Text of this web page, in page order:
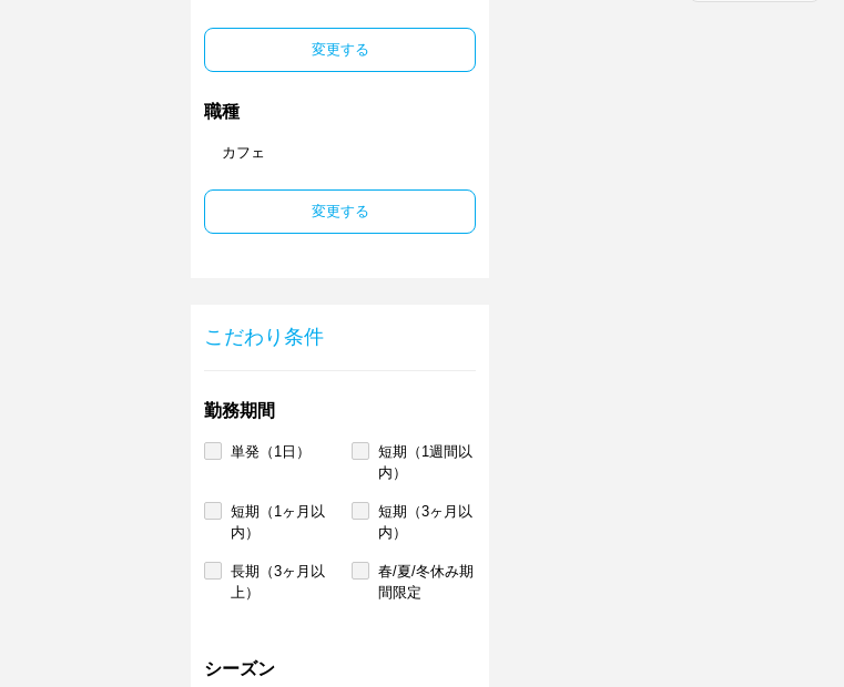
変更する
職種
カフェ
変更する
こだわり条件
勤務期間
単発（1日）
短期（1週間以
内）
短期（1ヶ月以
内）
短期（3ヶ月以
内）
長期（3ヶ月以
上）
春/夏/冬休み期
間限定
シーズン